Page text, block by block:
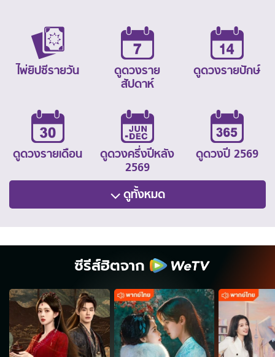
ไพ่ยิปซีรายวัน
ดูดวงราย
สัปดาห์
ดูดวงรายปักษ์
ดูดวงรายเดือน
ดูดวงครึ่งปีหลัง
2569
ดูดวงปี 2569
ดูทั้งหมด
ซีรีส์ฮิตจาก